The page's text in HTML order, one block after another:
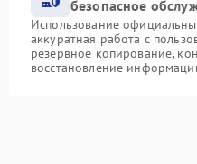
безопасное
Использование
аккуратная работа с
резервное копирование,
восстановление